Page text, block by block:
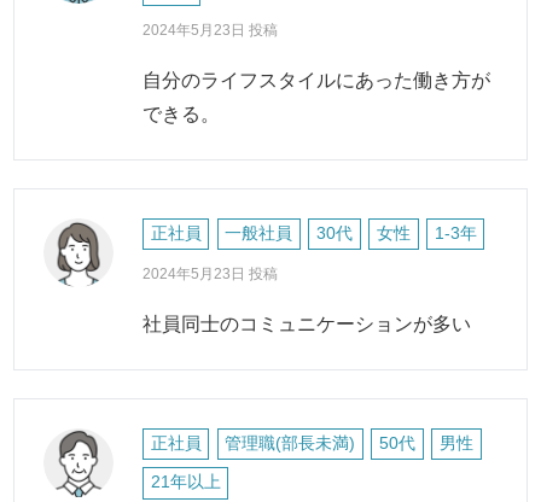
2024年5月23日 投稿
自分のライフスタイルにあった働き方が
できる。
正社員 一般社員 30代 女性 1-3年
2024年5月23日 投稿
社員同士のコミュニケーションが多い
正社員 管理職(部長未満) 50代 男性
21年以上